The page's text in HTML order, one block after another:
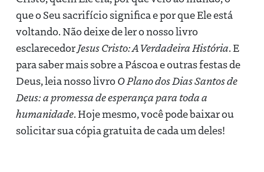
que o Seu sacrifício significa e por que Ele está
voltando. Não deixe de ler o nosso livro
esclarecedorJesus Cristo: A Verdadeira História. E
para saber mais sobre a Páscoa e outras festas de
Deus, leia nosso livroO Plano dos Dias Santos de
Deus: a promessa de esperança para toda a
humanidade. Hoje mesmo, você pode baixar ou
solicitar sua cópia gratuita de cada um deles!